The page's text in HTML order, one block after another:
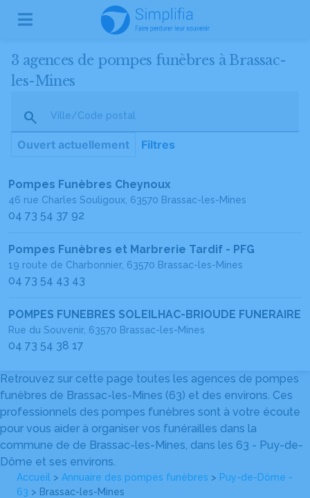
3 agences de pompes funèbres à Brassac-
les-Mines
Ville/Code postal
Ouvert actuellement Filtres
Pompes Funèbres Cheynoux
46 rue Charles Souligoux, 63570 Brassac-les-Mines
04 73 54 37 92
Pompes Funèbres et Marbrerie Tardif - PFG
19 route de Charbonnier, 63570 Brassac-les-Mines
04 73 54 43 43
POMPES FUNEBRES SOLEILHAC-BRIOUDE FUNERAIRE
Rue du Souvenir, 63570 Brassac-les-Mines
04 73 54 38 17
Retrouvez sur cette page toutes les agences de pompes
funèbres de Brassac-les-Mines (63) et des environs. Ces
professionnels des pompes funèbres sont à votre écoute
pour vous aider à organiser vos funérailles dans la
commune de de Brassac-les-Mines, dans les 63 - Puy-de-
Dôme et ses environs.
Accueil > Annuaire des pompes funèbres > Puy-de-Dôme -
63 > Brassac-les-Mines